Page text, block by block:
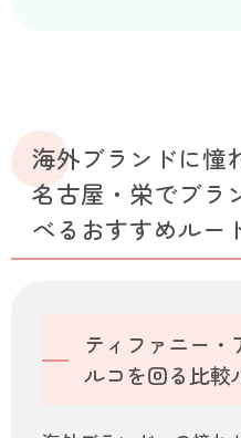
海外ブランドに憧
名古屋・栄でブラ
べるおすすめルー
ティファニー・
ルコを回る比較